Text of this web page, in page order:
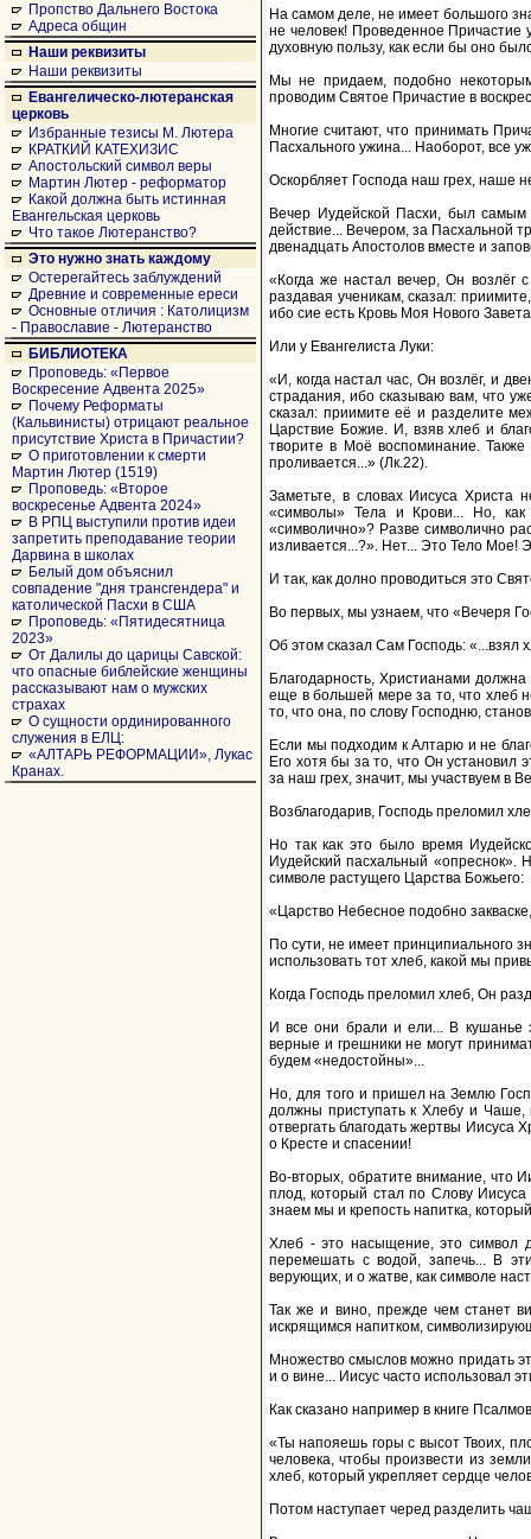
Пропство Дальнего Востока
Адреса общин
Наши реквизиты
Наши реквизиты
Евангелическо-лютеранская
церковь
Избранные тезисы М. Лютера
КРАТКИЙ КАТЕХИЗИС
Апостольский символ веры
Мартин Лютер - реформатор
Какой должна быть истинная
Евангельская церковь
Что такое Лютеранство?
Это нужно знать каждому
Остерегайтесь заблуждений
Древние и современные ереси
Основные отличия : Католицизм
- Православие - Лютеранство
БИБЛИОТЕКА
Проповедь: «Первое
Воскресение Адвента 2025»
Почему Реформаты
(Кальвинисты) отрицают реальное
присутствие Христа в Причастии?
О приготовлении к смерти
Мартин Лютер (1519)
Проповедь: «Второе
воскресенье Адвента 2024»
В РПЦ выступили против идеи
запретить преподавание теории
Дарвина в школах
Белый дом объяснил
совпадение "дня трансгендера" и
католической Пасхи в США
Проповедь: «Пятидесятница
2023»
От Далилы до царицы Савской:
что опасные библейские женщины
рассказывают нам о мужских
страхах
О сущности ординированного
служения в ЕЛЦ:
«АЛТАРЬ РЕФОРМАЦИИ», Лукас
Кранах.
На самом деле, не имеет большого
не человек! Проведенное
духовную пользу, как если бы оно
Мы не придаем, подобно
проводим Святое Причастие в
Многие считают, что принимать
Пасхального ужина... Наоборот, все
Оскорбляет Господа наш грех, наше
Вечер Иудейской Пасхи, был
действие... Вечером, за Пасхальной
двенадцать Апостолов вместе и
«Когда же настал вечер, Он возлёг
раздавая ученикам, сказал:
ибо сие есть Кровь Моя Нового
Или у Евангелиста Луки:
«И, когда настал час, Он возлёг, и
страдания, ибо сказываю вам, что
сказал: приимите её и разделите
Царствие Божие. И, взяв хлеб и
творите в Моё воспоминание.
проливается...» (Лк.22).
Заметьте, в словах Иисуса Христа
«символы» Тела и Крови... Но,
«символично»? Разве символично
изливается...?». Нет... Это Тело Мое!
И так, как долно проводиться это
Во первых, мы узнаем, что «Вечеря
Об этом сказал Сам Господь: «...взял
Благодарность, Христианами
еще в большей мере за то, что хлеб
то, что она, по слову Господню,
Если мы подходим к Алтарю и не
Его хотя бы за то, что Он установил
за наш грех, значит, мы участвуем в
Возблагодарив, Господь преломил
Но так как это было время
Иудейский пасхальный «опреснок».
символе растущего Царства Божьего:
«Царство Небесное подобно
По сути, не имеет принципиального
использовать тот хлеб, какой мы
Когда Господь преломил хлеб, Он
И все они брали и ели... В кушанье
верные и грешники не могут
будем «недостойны»...
Но, для того и пришел на Землю
должны приступать к Хлебу и Чаше,
отвергать благодать жертвы Иисуса
о Кресте и спасении!
Во-вторых, обратите внимание, что
плод, который стал по Слову
знаем мы и крепость напитка,
Хлеб - это насыщение, это символ
перемешать с водой, запечь... В
верующих, и о жатве, как символе
Так же и вино, прежде чем станет
искрящимся напитком,
Множество смыслов можно придать
и о вине... Иисус часто использовал
Как сказано например в книге
«Ты напояешь горы с высот Твоих,
человека, чтобы произвести из
хлеб, который укрепляет сердце
Потом наступает черед разделить